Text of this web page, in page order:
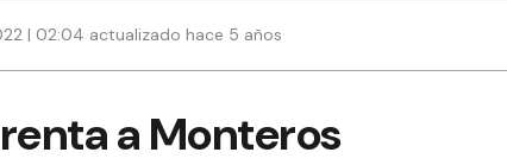
| 02:04 actualizado hace 5 años
a Monteros